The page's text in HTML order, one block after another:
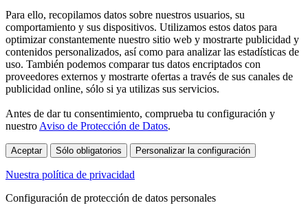
Para ello, recopilamos datos sobre nuestros usuarios, su
comportamiento y sus dispositivos. Utilizamos estos datos para
optimizar constantemente nuestro sitio web y mostrarte publicidad y
contenidos personalizados, así como para analizar las estadísticas de
uso. También podemos comparar tus datos encriptados con
proveedores externos y mostrarte ofertas a través de sus canales de
publicidad online, sólo si ya utilizas sus servicios.
Antes de dar tu consentimiento, comprueba tu configuración y
nuestro Aviso de Protección de Datos.
Aceptar Sólo obligatorios Personalizar la configuración
Nuestra política de privacidad
Configuración de protección de datos personales